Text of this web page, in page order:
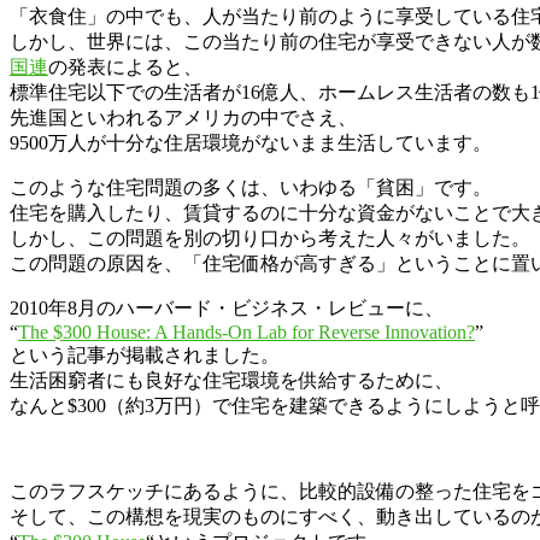
「衣食住」の中でも、人が当たり前のように享受している住
しかし、世界には、この当たり前の住宅が享受できない人が
国連の発表によると、
標準住宅以下での生活者が16億人、ホームレス生活者の数も
先進国といわれるアメリカの中でさえ、
9500万人が十分な住居環境がないまま生活しています。
このような住宅問題の多くは、いわゆる「貧困」です。
住宅を購入したり、賃貸するのに十分な資金がないことで大
しかし、この問題を別の切り口から考えた人々がいました。
この問題の原因を、「住宅価格が高すぎる」ということに置
2010年8月のハーバード・ビジネス・レビューに、
“The $300 House: A Hands-On Lab for Reverse Innovation?”
という記事が掲載されました。
生活困窮者にも良好な住宅環境を供給するために、
なんと$300（約3万円）で住宅を建築できるようにしようと
このラフスケッチにあるように、比較的設備の整った住宅を
そして、この構想を現実のものにすべく、動き出しているの